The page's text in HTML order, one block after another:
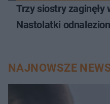
Trzy siostry zaginęły
Nastolatki
NAJNOWSZE